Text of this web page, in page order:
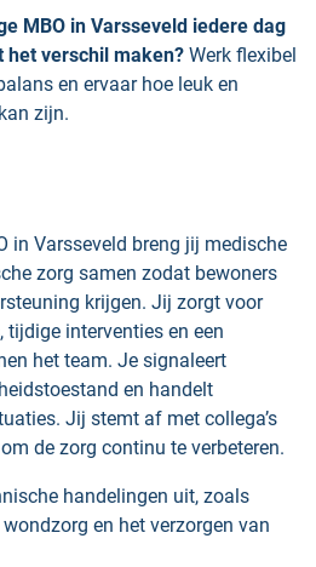
MBO in Varsseveld iedere dag
verschil maken? Werk flexibel
en ervaar hoe leuk en
zijn.
in Varsseveld breng jij medische
zorg samen zodat bewoners
krijgen. Jij zorgt voor
interventies en een
het team. Je signaleert
en handelt
Jij stemt af met collega’s
de zorg continu te verbeteren.
handelingen uit, zoals
en het verzorgen van